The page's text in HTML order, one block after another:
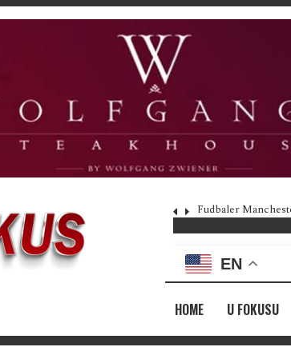
Fudbaler
EN
HOME U FOKUSU